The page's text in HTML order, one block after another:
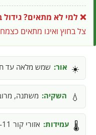
❌ למי לא מתאים?
צל בחוץ ואינו מתאים
☀️ אור: שמש מלאה עד
💧 השקיה: משתנה,
🌡️ עמידות: אזורי קור 4-11, רגיש לקפאון